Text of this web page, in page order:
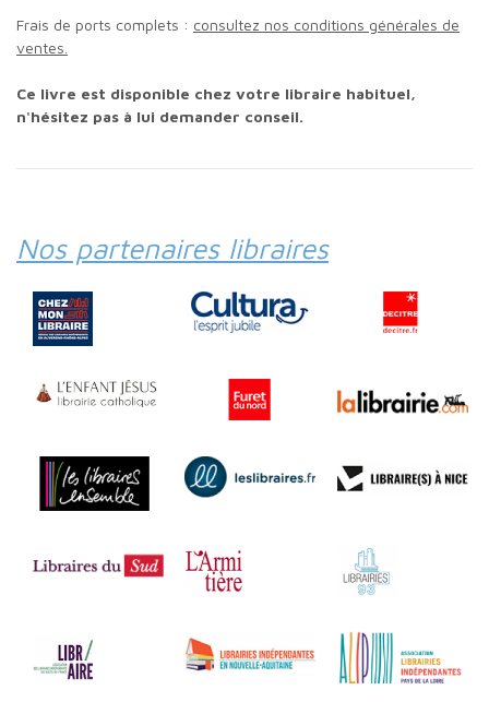
Frais de ports complets : consultez nos conditions générales de
ventes.
Ce livre est disponible chez votre libraire habituel,
n'hésitez pas à lui demander conseil.
Nos partenaires libraires